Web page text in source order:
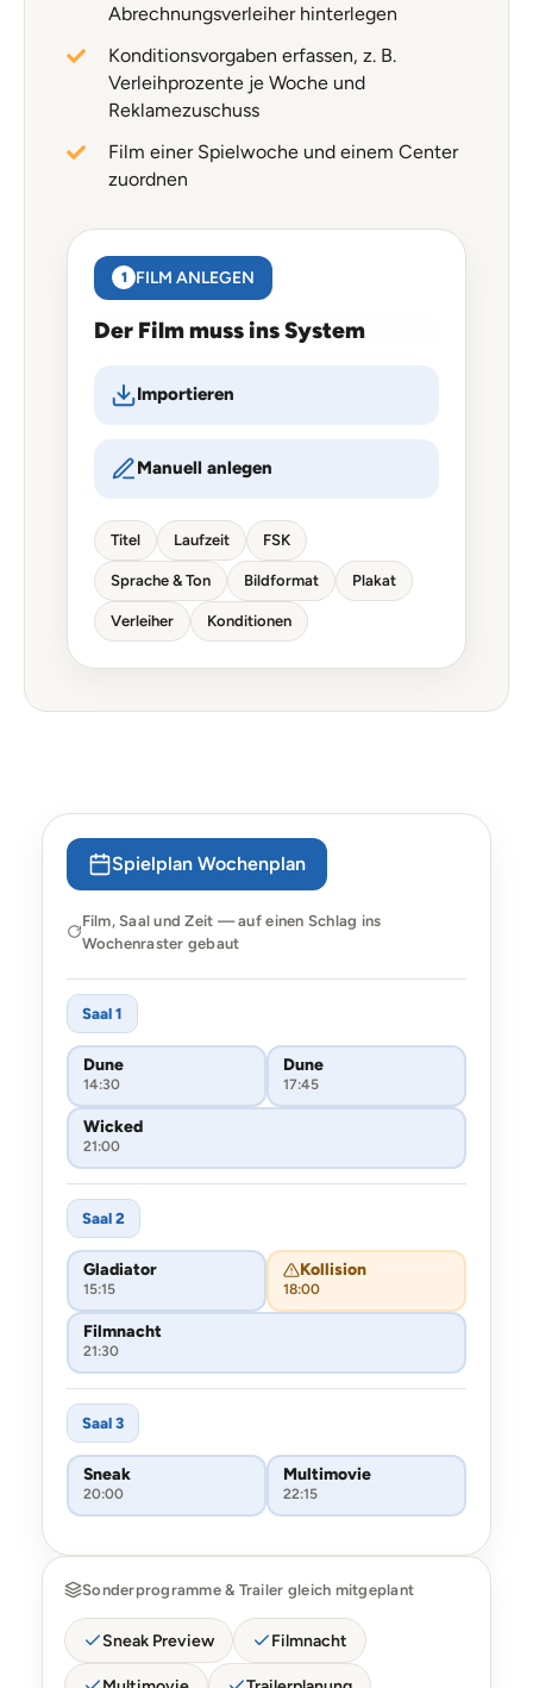
Abrechnungsverleiher hinterlegen
Konditionsvorgaben erfassen, z. B.
Verleihprozente je Woche und
Reklamezuschuss
Film einer Spielwoche und einem Center
zuordnen
1 FILM ANLEGEN
Der Film muss ins System
Importieren
Manuell anlegen
Titel Laufzeit FSK
Sprache & Ton Bildformat Plakat
Verleiher Konditionen
Spielplan Wochenplan
Film, Saal und Zeit — auf einen Schlag ins
Wochenraster gebaut
Saal 1
Dune
14:30
Dune
17:45
Wicked
21:00
Saal 2
Gladiator
15:15
Kollision
18:00
Filmnacht
21:30
Saal 3
Sneak
20:00
Multimovie
22:15
Sonderprogramme & Trailer gleich mitgeplant
Sneak Preview Filmnacht